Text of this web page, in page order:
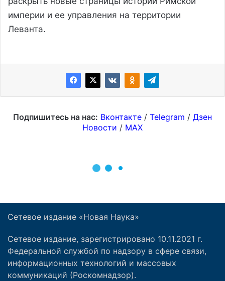
Сетевое издание «Новая Наука»
Сетевое издание, зарегистрировано 10.11.2021 г.
Федеральной службой по надзору в сфере связи,
информационных технологий и массовых
коммуникаций (Роскомнадзор).